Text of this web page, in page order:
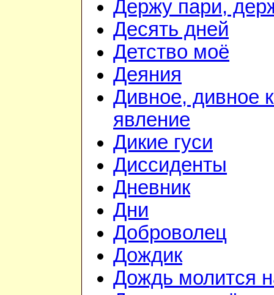
Держу пари,
Десять дней
Детство моё
Деяния
Дивное, дивное
явление
Дикие гуси
Диссиденты
Дневник
Дни
Доброволец
Дождик
Дождь молится